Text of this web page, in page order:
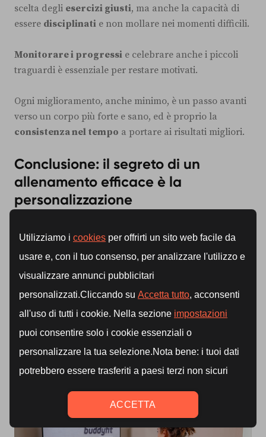
scelta degli esercizi giusti, ma anche la capacità di
essere disciplinati e non mollare nei momenti difficili.
Monitorare i progressi e celebrare anche i piccoli
traguardi è essenziale per restare motivati.
Ogni miglioramento, anche minimo, è un passo avanti
verso un corpo più forte e sano, ed è proprio la
consistenza nel tempo a portare ai risultati migliori.
Conclusione: il segreto di un
allenamento efficace è la
personalizzazione
Personalizzare gliobiettivi di fitnesspermette di
migliorare le prestazioni, ottenere risultati più
rapidamente e rendere l’ allenamento
Che tu voglia aumentare laforza, migliorare la
resistenzao perdere peso, unpiano di allenamento
personalizzato ti aiuterà a raggiungere i tuoi